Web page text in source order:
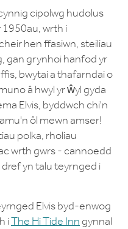
cipolwg hudolus
1950au, wrth i
hen ffasiwn, steiliau
gan grynhoi hanfod yr
bwytai a thafarndai o
â hwyl yr ŵyl gyda
Elvis, byddwch chi'n
ôl mewn amser!
polka, rholiau
wrth gwrs - cannoedd
yn talu teyrnged i
Elvis byd-enwog
iThe Hi Tide Inngynnal